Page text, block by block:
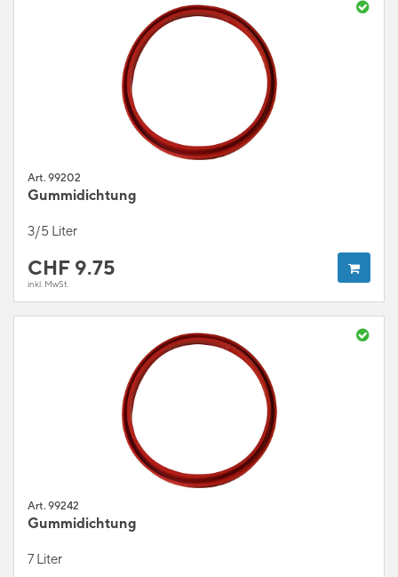
BLOG
Art. 99202
Gummidichtung
3/5 Liter
CHF 9.75
inkl. MwSt.
Art. 99242
Gummidichtung
7 Liter